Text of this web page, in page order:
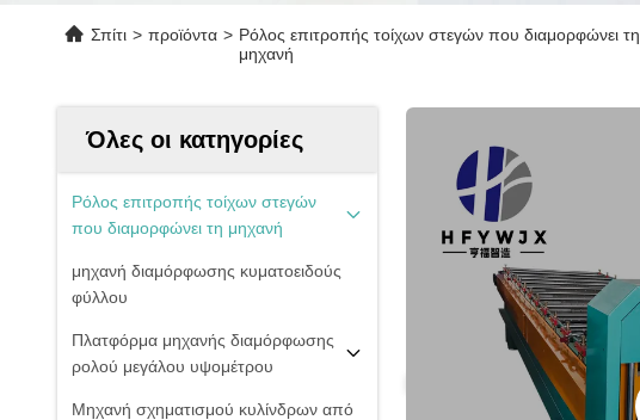
Σπίτι > προϊόντα > Ρόλος επιτροπής τοίχων στεγών που διαμορφώνει τη
μηχανή
Όλες οι κατηγορίες
Ρόλος επιτροπής τοίχων στεγών
που διαμορφώνει τη μηχανή
μηχανή διαμόρφωσης κυματοειδούς
φύλλου
Πλατφόρμα μηχανής διαμόρφωσης
ρολού μεγάλου υψομέτρου
Μηχανή σχηματισμού κυλίνδρων από